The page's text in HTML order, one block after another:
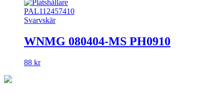
PAL112457410
Svarvskär
WNMG 080404-MS PH0910
88 kr